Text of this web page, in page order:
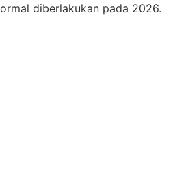
diberlakukan pada 2026.